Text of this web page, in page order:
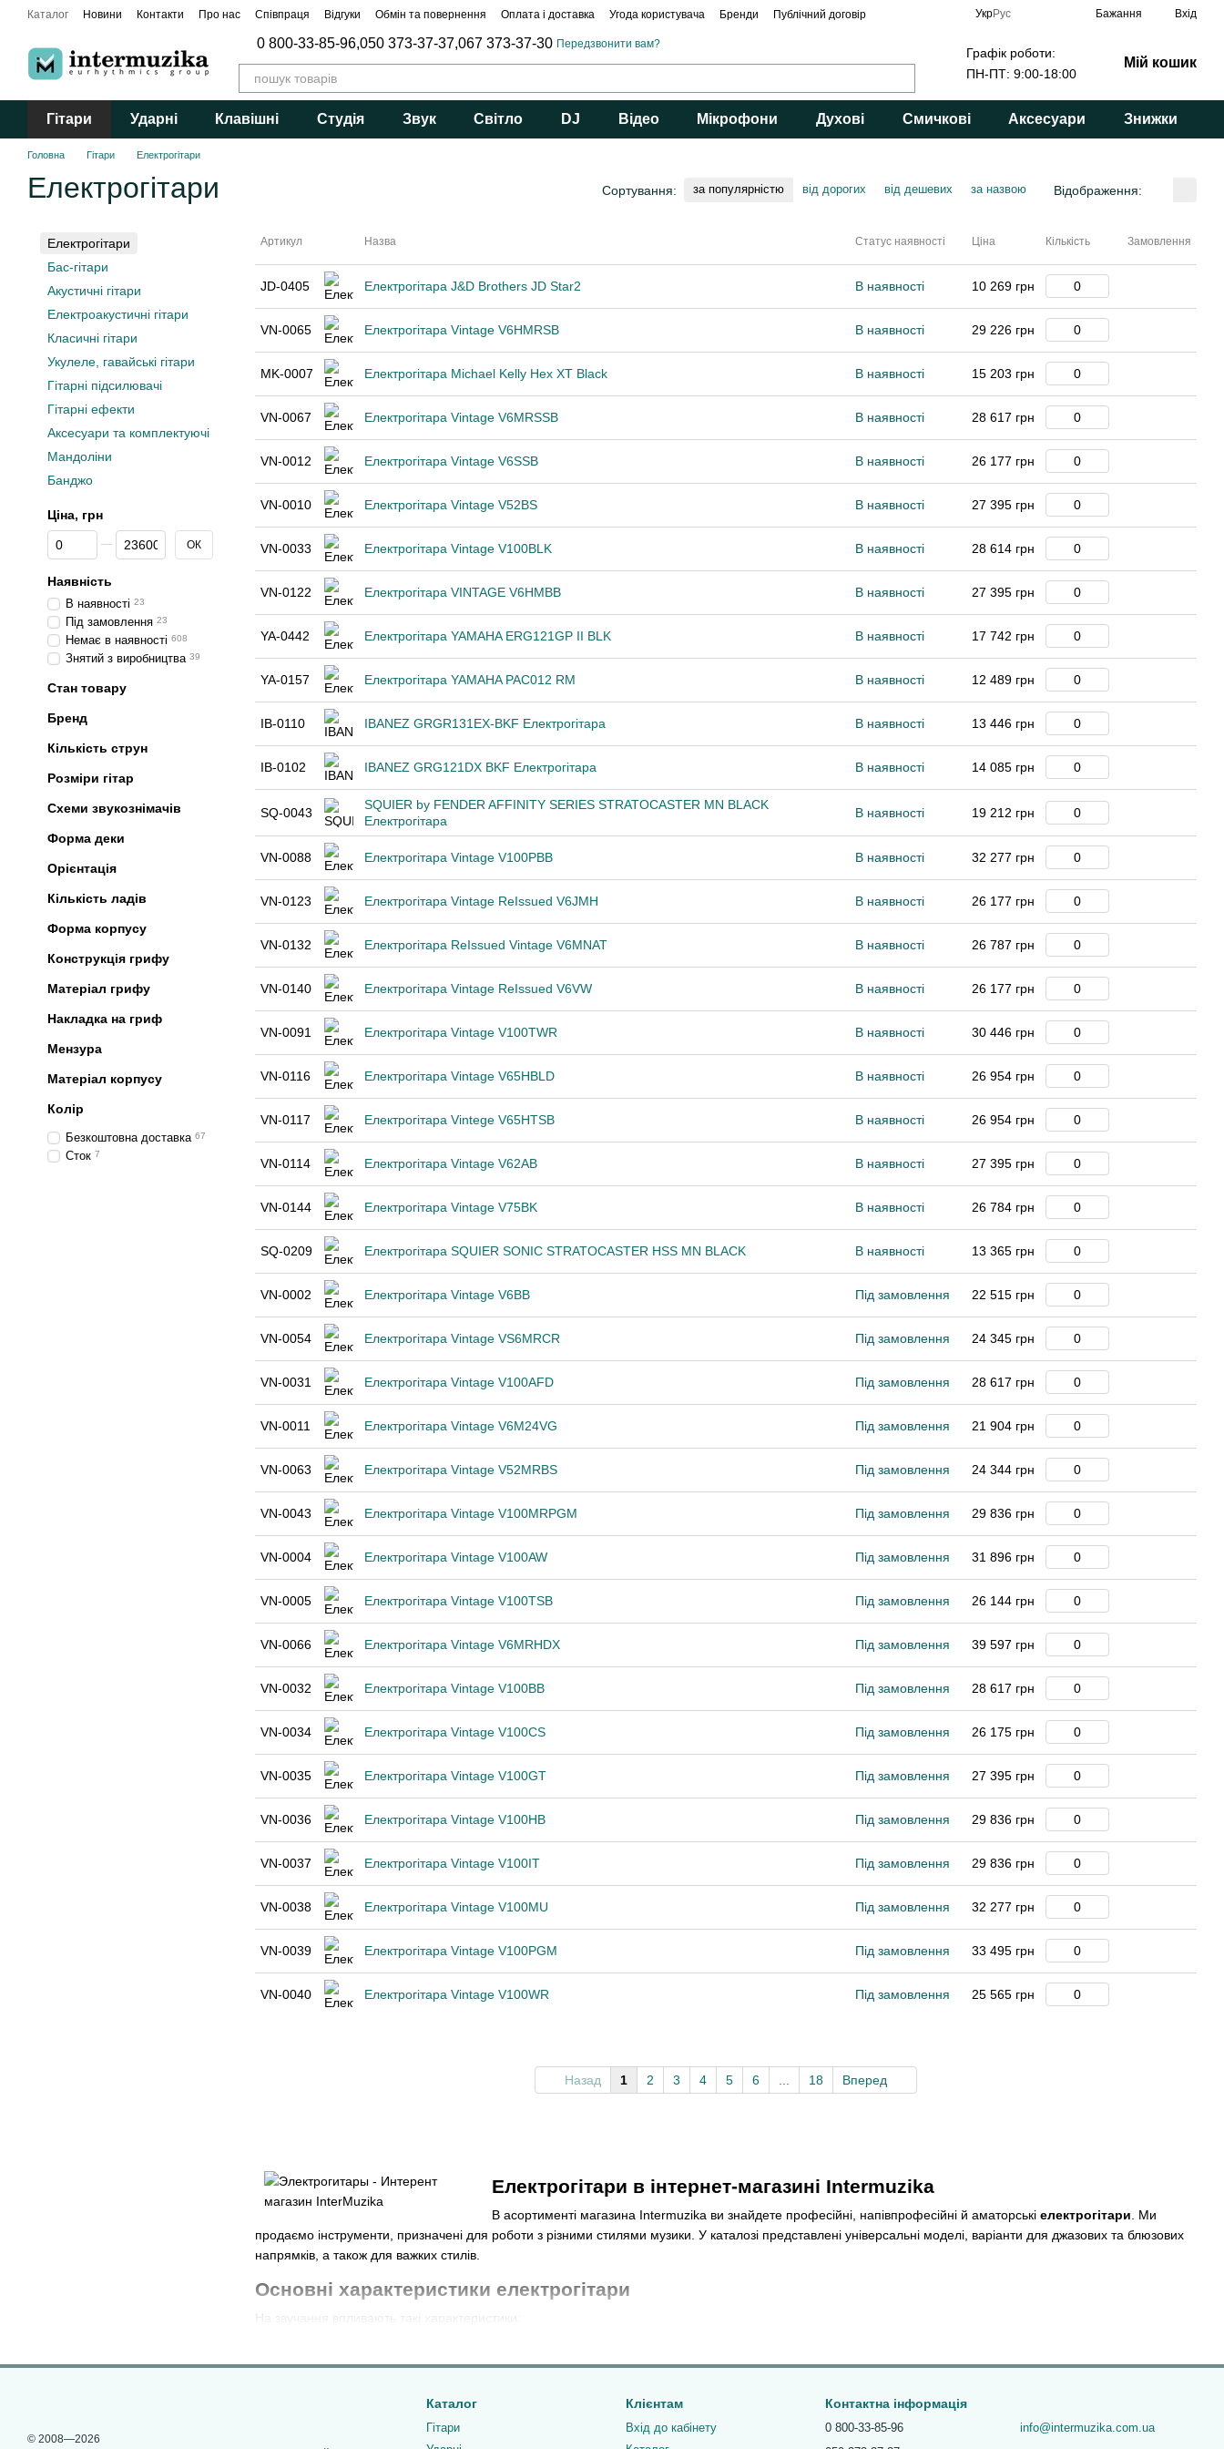
Перейти до основного контенту
Каталог Новини Контакти Про нас Співпраця Відгуки Обмін та повернення Оплата і доставка Угода користувача Бренди Публічний договір УкрРус Бажання Вхід
0 800-33-85-96,050 373-37-37,067 373-37-30 Передзвонити вам?
Графік роботи:
ПН-ПТ: 9:00-18:00
Мій кошик
Гітари Ударні Клавішні Студія Звук Світло DJ Відео Мікрофони Духові Смичкові Аксесуари Знижки
Головна Гітари Електрогітари
Електрогітари Сортування: за популярністю від дорогих від дешевих за назвою Відображення:
Електрогітари в інтернет-магазині Intermuzika
В асортименті магазина Intermuzika ви знайдете професійні, напівпрофесійні й аматорські електрогітари . Ми
продаємо інструменти, призначені для роботи з різними стилями музики. У каталозі представлені універсальні моделі, варіанти для джазових та блюзових
напрямків, а також для важких стилів.
Основні характеристики електрогітари
На звучання впливають такі характеристики:
забезпечують яскравий звук із легким гранжевим ефектом. P90 можна порівняти із синглами, тільки з тією різницею, що в цього звукознімача більш
Корпус інструмента. Тут важливий матеріал. Два найпопулярніших – це махагоні, або червоне дерево, і вільха. Купити електрогітару з червоного дерева
можна від найвідоміших брендів – Gibson, ESP. Воно показує відмінний баланс звучання – додає м'якість. Вільха – нейтральний вид дерева за
Артикул Назва Статус наявності Ціна Кількість Замовлення
JD-0405 Електрогітара J&D Brothers JD Star2 В наявності 10 269 грн
VN-0065 Електрогітара Vintage V6HMRSB В наявності 29 226 грн
MK-0007 Електрогітара Michael Kelly Hex XT Black В наявності 15 203 грн
VN-0067 Електрогітара Vintage V6MRSSB В наявності 28 617 грн
VN-0012 Eлектрогітара Vintage V6SSB В наявності 26 177 грн
VN-0010 Eлектрогітара Vintage V52BS В наявності 27 395 грн
VN-0033 Електрогітара Vintage V100BLK В наявності 28 614 грн
VN-0122 Електрогітара VINTAGE V6HMBB В наявності 27 395 грн
YA-0442 Електрогітара YAMAHA ERG121GP II BLK В наявності 17 742 грн
YA-0157 Електрогітара YAMAHA PAC012 RM В наявності 12 489 грн
IB-0110 IBANEZ GRGR131EX-BKF Електрогітара В наявності 13 446 грн
IB-0102 IBANEZ GRG121DX BKF Електрогітара В наявності 14 085 грн
SQ-0043
SQUIER by FENDER AFFINITY SERIES STRATOCASTER MN BLACK
Електрогітара
В наявності 19 212 грн
VN-0088 Електрогітара Vintage V100PBB В наявності 32 277 грн
VN-0123 Електрогітара Vintage ReIssued V6JMH В наявності 26 177 грн
VN-0132 Електрогітара ReIssued Vintage V6MNAT В наявності 26 787 грн
VN-0140 Електрогітара Vintage ReIssued V6VW В наявності 26 177 грн
VN-0091 Електрогітара Vintage V100TWR В наявності 30 446 грн
VN-0116 Електрогітара Vintage V65HBLD В наявності 26 954 грн
VN-0117 Електрогітара Vintege V65HTSB В наявності 26 954 грн
VN-0114 Електрогітара Vintage V62AB В наявності 27 395 грн
VN-0144 Електрогітара Vintage V75BK В наявності 26 784 грн
SQ-0209 Електрогітара SQUIER SONIC STRATOCASTER HSS MN BLACK В наявності 13 365 грн
VN-0002 Eлектрогітара Vintage V6BB Під замовлення 22 515 грн
VN-0054 Електрогітара Vintage VS6MRCR Під замовлення 24 345 грн
VN-0031 Електрогітара Vintage V100AFD Під замовлення 28 617 грн
VN-0011 Eлектрогітара Vintage V6M24VG Під замовлення 21 904 грн
VN-0063 Електрогітара Vintage V52MRBS Під замовлення 24 344 грн
VN-0043 Електрогітара Vintage V100MRPGM Під замовлення 29 836 грн
VN-0004 Електрогітара Vintage V100AW Під замовлення 31 896 грн
VN-0005 Електрогітара Vintage V100TSB Під замовлення 26 144 грн
VN-0066 Електрогітара Vintage V6MRHDX Під замовлення 39 597 грн
VN-0032 Електрогітара Vintage V100BB Під замовлення 28 617 грн
VN-0034 Електрогітара Vintage V100CS Під замовлення 26 175 грн
VN-0035 Електрогітара Vintage V100GT Під замовлення 27 395 грн
VN-0036 Електрогітара Vintage V100HB Під замовлення 29 836 грн
VN-0037 Електрогітара Vintage V100IT Під замовлення 29 836 грн
VN-0038 Електрогітара Vintage V100MU Під замовлення 32 277 грн
VN-0039 Електрогітара Vintage V100PGM Під замовлення 33 495 грн
VN-0040 Електрогітара Vintage V100WR Під замовлення 25 565 грн
Назад 1 2 3 4 5 6 18 Вперед
Електрогітари
Бас-гітари
Акустичні гітари
Електроакустичні гітари
Класичні гітари
Укулеле, гавайські гітари
Гітарні підсилювачі
Гітарні ефекти
Аксесуари та комплектуючі
Мандоліни
Банджо
Ціна, грн
Від Ціна, грн
До Ціна, грн ОК
Наявність
В наявності 23
Під замовлення 23
Немає в наявності 608
Знятий з виробництва 39
Стан товару
Бренд
Кількість струн
Розміри гітар
Схеми звукознімачів
Форма деки
Орієнтація
Кількість ладів
Форма корпусу
Конструкція грифу
Матеріал грифу
Накладка на гриф
Мензура
Матеріал корпусу
Колір
Безкоштовна доставка 67
Сток 7
© 2008—2026
Каталог
Гітари
Клієнтам
Вхід до кабінету
Контактна інформація
0 800-33-85-96
info@intermuzika.com.ua